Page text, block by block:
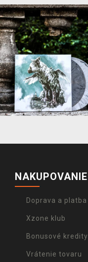
NAKUPOVANIE
Doprava a platba
Xzone klub
Bonusové kredity
Vrátenie tovaru